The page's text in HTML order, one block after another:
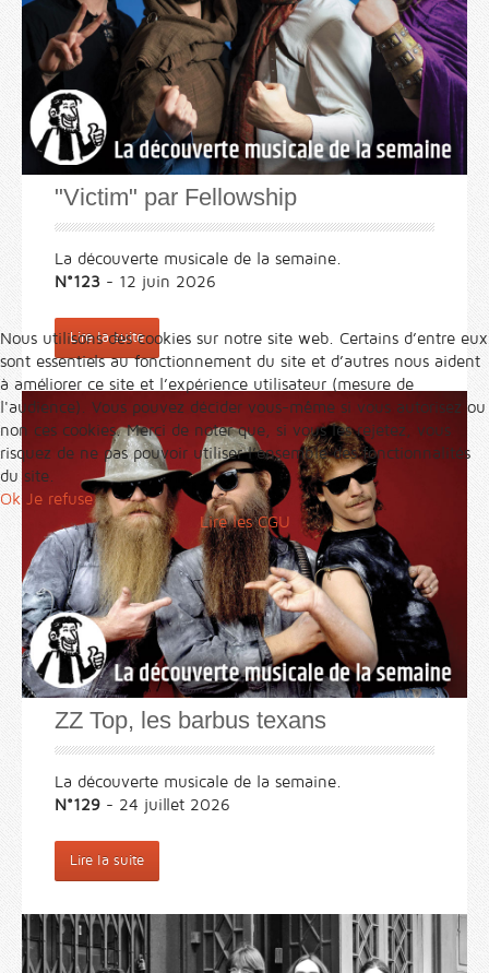
"Victim" par Fellowship
La découverte musicale de la semaine.
N°123 - 12 juin 2026
Lire la suite
ZZ Top, les barbus texans
La découverte musicale de la semaine.
N°129 - 24 juillet 2026
Lire la suite
Nous utilisons des cookies sur notre site web. Certains d’entre eux
sont essentiels au fonctionnement du site et d’autres nous aident
à améliorer ce site et l’expérience utilisateur (mesure de
l'audience). Vous pouvez décider vous-même si vous autorisez ou
non ces cookies. Merci de noter que, si vous les rejetez, vous
risquez de ne pas pouvoir utiliser l’ensemble des fonctionnalités
du site.
Ok Je refuse
Lire les CGU